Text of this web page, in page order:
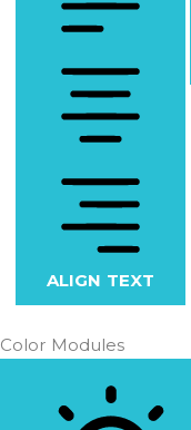
ALIGN TEXT
Color Modules